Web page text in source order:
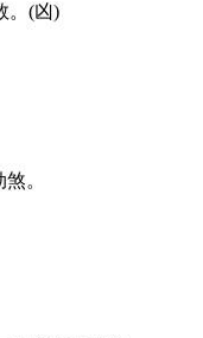
。(凶)
。